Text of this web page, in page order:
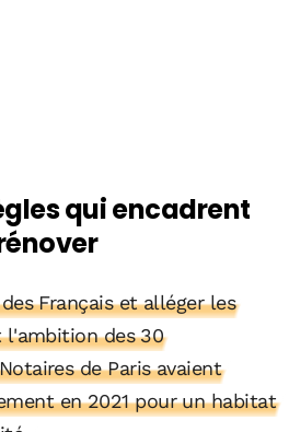
qui encadrent
Français et alléger les
l'ambition des 30
de Paris avaient
en 2021 pour un habitat